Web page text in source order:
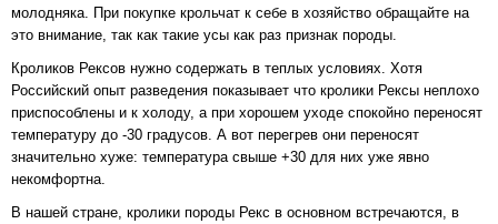
молодняка. При покупке крольчат к себе в хозяйство обращайте на
это внимание, так как такие усы как раз признак породы.
Кроликов Рексов нужно содержать в теплых условиях. Хотя
Российский опыт разведения показывает что кролики Рексы неплохо
приспособлены и к холоду, а при хорошем уходе спокойно переносят
температуру до -30 градусов. А вот перегрев они переносят
значительно хуже: температура свыше +30 для них уже явно
некомфортна.
В нашей стране, кролики породы Рекс в основном встречаются, в